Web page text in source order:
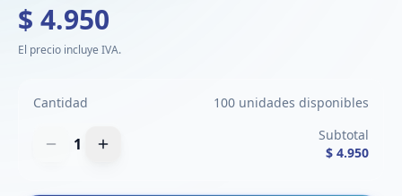
$ 4.950
El precio incluye IVA.
Cantidad 100 unidades disponibles
1
Subtotal
$ 4.950